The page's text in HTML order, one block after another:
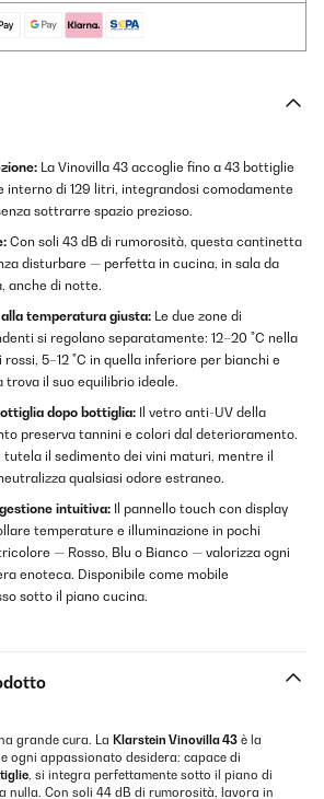
La Vinovilla 43 accoglie fino a 43 bottiglie
interno di 129 litri, integrandosi comodamente
sottrarre spazio prezioso.
Con soli 43 dB di rumorosità, questa cantinetta
disturbare — perfetta in cucina, in sala da
anche di notte.
temperatura giusta: Le due zone di
si regolano separatamente: 12–20 °C nella
5–12 °C in quella inferiore per bianchi e
il suo equilibrio ideale.
dopo bottiglia: Il vetro anti-UV della
preserva tannini e colori dal deterioramento.
il sedimento dei vini maturi, mentre il
qualsiasi odore estraneo.
intuitiva: Il pannello touch con display
temperature e illuminazione in pochi
— Rosso, Blu o Bianco — valorizza ogni
enoteca. Disponibile come mobile
sotto il piano cucina.
grande cura. La Klarstein Vinovilla 43 è la
ogni appassionato desidera: capace di
, si integra perfettamente sotto il piano di
nulla. Con soli 44 dB di rumorosità, lavora in